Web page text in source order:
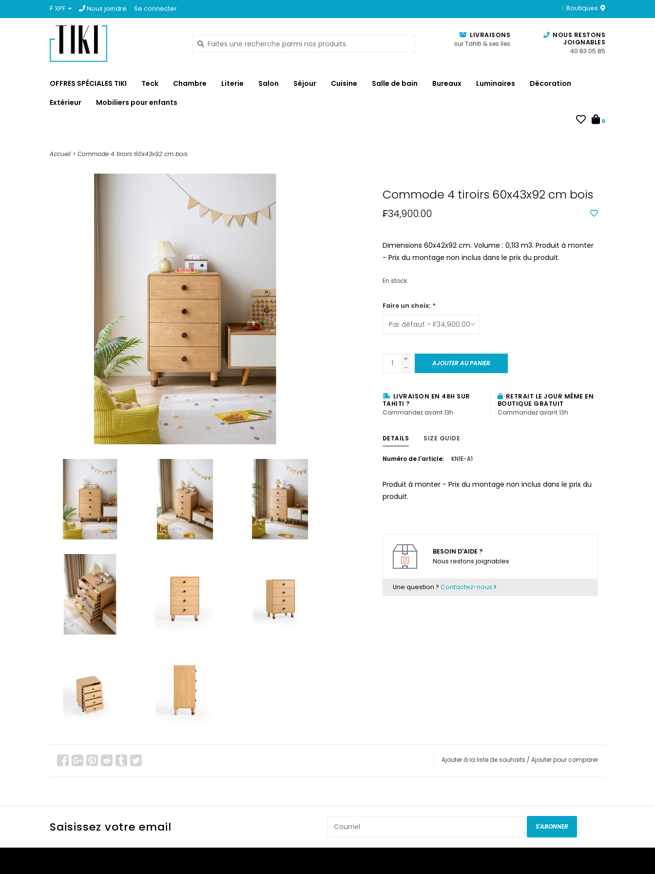
₣ XPF Nous joindre Se connecter Boutiques
LIVRAISONS
sur Tahiti & ses îles
NOUS RESTONS
JOIGNABLES
40 83 05 85
OFFRES SPÉCIALES TIKI Teck Chambre Literie Salon Séjour Cuisine Salle de bain Bureaux Luminaires
Décoration
Extérieur
Mobiliers pour enfants
0
Accueil > Commode 4 tiroirs 60x43x92 cm bois
Commode 4 tiroirs 60x43x92 cm bois
₣34,900.00
Dimensions 60x42x92 cm. Volume : 0,113 m3. Produit à monter
- Prix du montage non inclus dans le prix du produit.
En stock
Faire un choix: *
+
-
AJOUTER AU PANIER
LIVRAISON EN 48H SUR
TAHITI ?
Commandez avant 13h
RETRAIT LE JOUR MÊME EN
BOUTIQUE GRATUIT
Commandez avant 13h
DETAILS SIZE GUIDE
Numéro de l'article: KN1E-A1
Produit à monter - Prix du montage non inclus dans le prix du
produit.
BESOIN D'AIDE ?
Nous restons joignables
Une question ? Contactez-nous
Ajouter à la liste de souhaits / Ajouter pour comparer
Saisissez votre email S'ABONNER